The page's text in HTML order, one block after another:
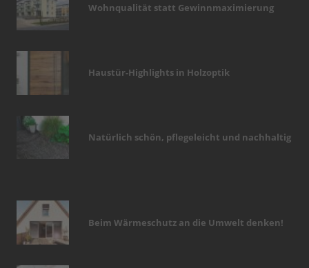
Wohnqualität statt Gewinnmaximierung
Haustür-Highlights in Holzoptik
Natürlich schön, pflegeleicht und nachhaltig
Beim Wärmeschutz an die Umwelt denken!